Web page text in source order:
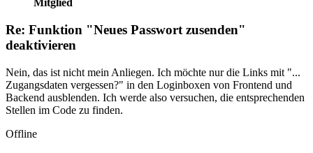
Mitglied
Re: Funktion "Neues Passwort zusenden"
deaktivieren
Nein, das ist nicht mein Anliegen. Ich möchte nur die Links mit "...
Zugangsdaten vergessen?" in den Loginboxen von Frontend und
Backend ausblenden. Ich werde also versuchen, die entsprechenden
Stellen im Code zu finden.
Offline